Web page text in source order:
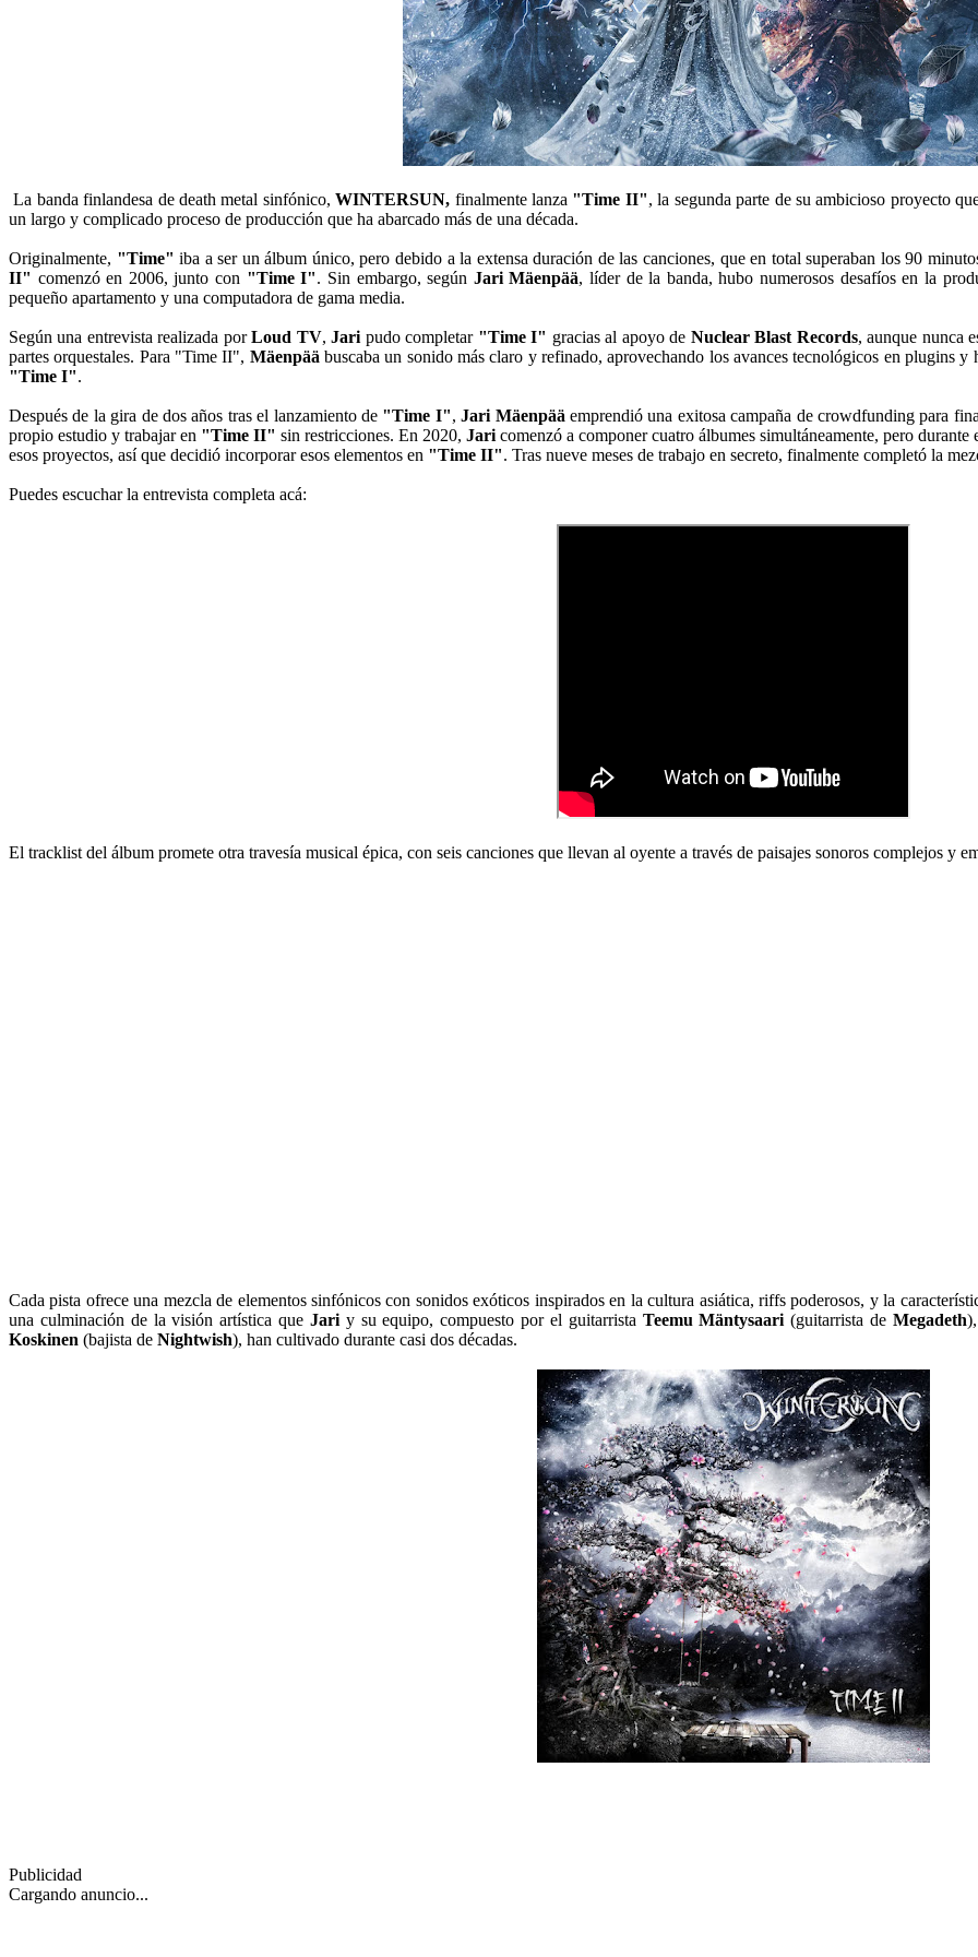
La banda finlandesa de death metal sinfónico,WINTERSUN, finalmente lanza "Time II", la segunda parte de su ambicioso proyecto
un largo y complicado proceso de producción que ha abarcado más de una década.
Originalmente, "Time" iba a ser un álbum único, pero debido a la extensa duración de las canciones, que en total superaban los 90
II" comenzó en 2006, junto con "Time I". Sin embargo, según Jari Mäenpää, líder de la banda, hubo numerosos desafíos en la
pequeño apartamento y una computadora de gama media.
Según una entrevista realizada porLoud TV,Jari pudo completar "Time I" gracias al apoyo de Nuclear Blast Records, aunque nunca
partes orquestales. Para "Time II", Mäenpää buscaba un sonido más claro y refinado, aprovechando los avances tecnológicos en plugins
"Time I".
Después de la gira de dos años tras el lanzamiento de "Time I",Jari Mäenpää emprendió una exitosa campaña de crowdfunding para
propio estudio y trabajar en "Time II" sin restricciones. En 2020, Jari comenzó a componer cuatro álbumes simultáneamente, pero
esos proyectos, así que decidió incorporar esos elementos en "Time II". Tras nueve meses de trabajo en secreto, finalmente completó la
Puedes escuchar la entrevista completa acá:
El tracklist del álbum promete otra travesía musical épica, con seis canciones que llevan al oyente a través de paisajes sonoros complejos y
Cada pista ofrece una mezcla de elementos sinfónicos con sonidos exóticos inspirados en la cultura asiática, riffs poderosos, y la
una culminación de la visión artística que Jariy su equipo, compuesto por el guitarrista Teemu Mäntysaari (guitarrista de Megadeth
Koskinen (bajista de Nightwish), han cultivado durante casi dos décadas.
Publicidad
Cargando anuncio...